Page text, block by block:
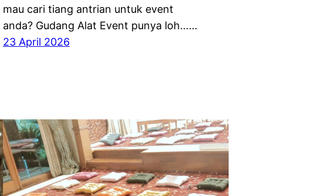
mau cari tiang antrian untuk event
anda? Gudang Alat Event punya loh……
23 April 2026